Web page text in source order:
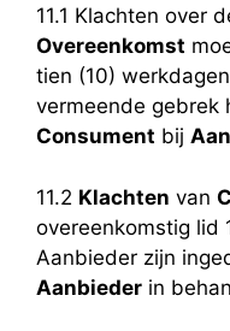
11.1 Klachten over
Overeenkomst
tien (10)
vermeende gebrek
Consument bij
11.2 Klachten van
overeenkomstig lid
Aanbieder zijn
Aanbieder in